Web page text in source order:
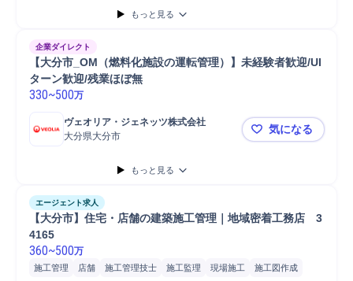
もっと見る
企業ダイレクト
【大分市_OM（燃料化施設の運転管理）】未経験者歓迎/UI
ターン歓迎/残業ほぼ無
330~500万
ヴェオリア・ジェネッツ株式会社
大分県大分市
【大分市
気になる
もっと見る
エージェント求人
【大分市】住宅・店舗の建築施工管理｜地域密着工務店　3
4165
360~500万
施工管理 店舗 施工管理技士 施工監理 現場施工
施工図作成